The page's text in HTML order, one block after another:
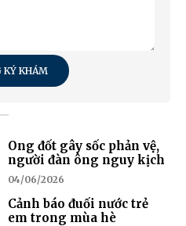
KÝ KHÁM
Ong đốt gây sốc phản vệ,
người đàn ông nguy kịch
04/06/2026
Cảnh báo đuối nước trẻ
em trong mùa hè